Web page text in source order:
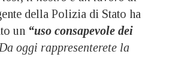
della Polizia di Stato ha
un “uso consapevole dei
Da oggi rappresenterete la